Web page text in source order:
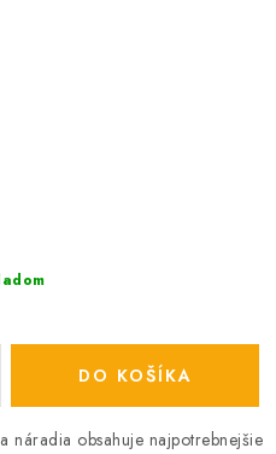
DO KOŠÍKA
náradia obsahuje najpotrebnejšie